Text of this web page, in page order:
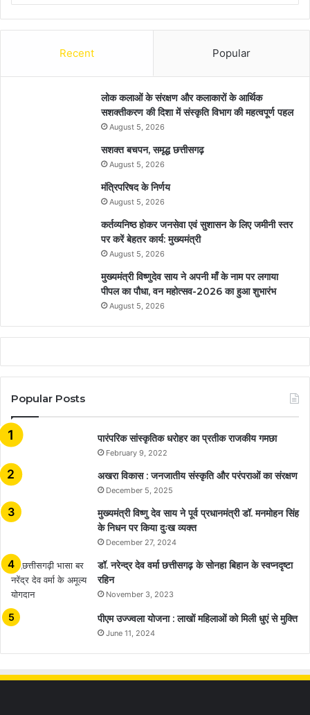
Recent Popular
लोक कलाओं के संरक्षण और कलाकारों के आर्थिक
सशक्तीकरण की दिशा में संस्कृति विभाग की महत्वपूर्ण पहल
August 5, 2026
सशक्त बचपन, समृद्ध छत्तीसगढ़
August 5, 2026
मंत्रिपरिषद के निर्णय
August 5, 2026
कर्तव्यनिष्ठ होकर जनसेवा एवं सुशासन के लिए जमीनी स्तर
पर करें बेहतर कार्य: मुख्यमंत्री
August 5, 2026
मुख्यमंत्री विष्णुदेव साय ने अपनी माँ के नाम पर लगाया
पीपल का पौधा, वन महोत्सव-2026 का हुआ शुभारंभ
August 5, 2026
Popular Posts
​​​​​​​पारंपरिक सांस्कृतिक धरोहर का प्रतीक राजकीय गमछा
February 9, 2022
अखरा विकास : जनजातीय संस्कृति और परंपराओं का संरक्षण
December 5, 2025
मुख्यमंत्री विष्णु देव साय ने पूर्व प्रधानमंत्री डॉ. मनमोहन सिंह
के निधन पर किया दुःख व्यक्त
December 27, 2024
डॉ. नरेन्द्र देव वर्मा छत्तीसगढ़ के सोनहा बिहान के स्वप्नदृष्टा
रहिन
November 3, 2023
पीएम उज्ज्वला योजना : लाखों महिलाओं को मिली धुएं से मुक्ति
June 11, 2024